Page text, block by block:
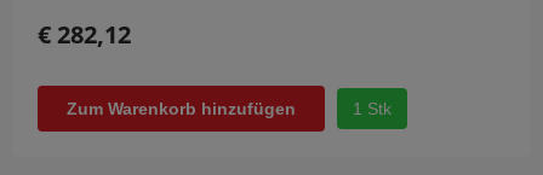
€ 282,12
Zum Warenkorb hinzufügen 1 Stk